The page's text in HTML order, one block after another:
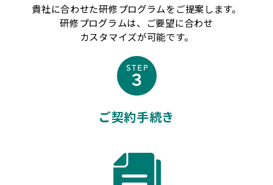
貴社に合わせた研修プログラムをご提案します。
研修プログラムは、ご要望に合わせ
カスタマイズが可能です。
ご契約手続き